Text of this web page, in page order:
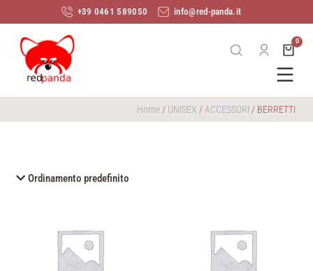
+39 0461 589050 info@red-panda.it
Home / UNISEX / ACCESSORI / BERRETTI